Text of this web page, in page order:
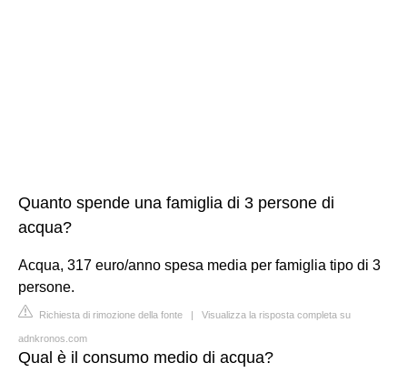
Quanto spende una famiglia di 3 persone di
acqua?
Acqua, 317 euro/anno spesa media per famiglia tipo di 3
persone.
Richiesta di rimozione della fonte | Visualizza la risposta completa su
adnkronos.com
Qual è il consumo medio di acqua?